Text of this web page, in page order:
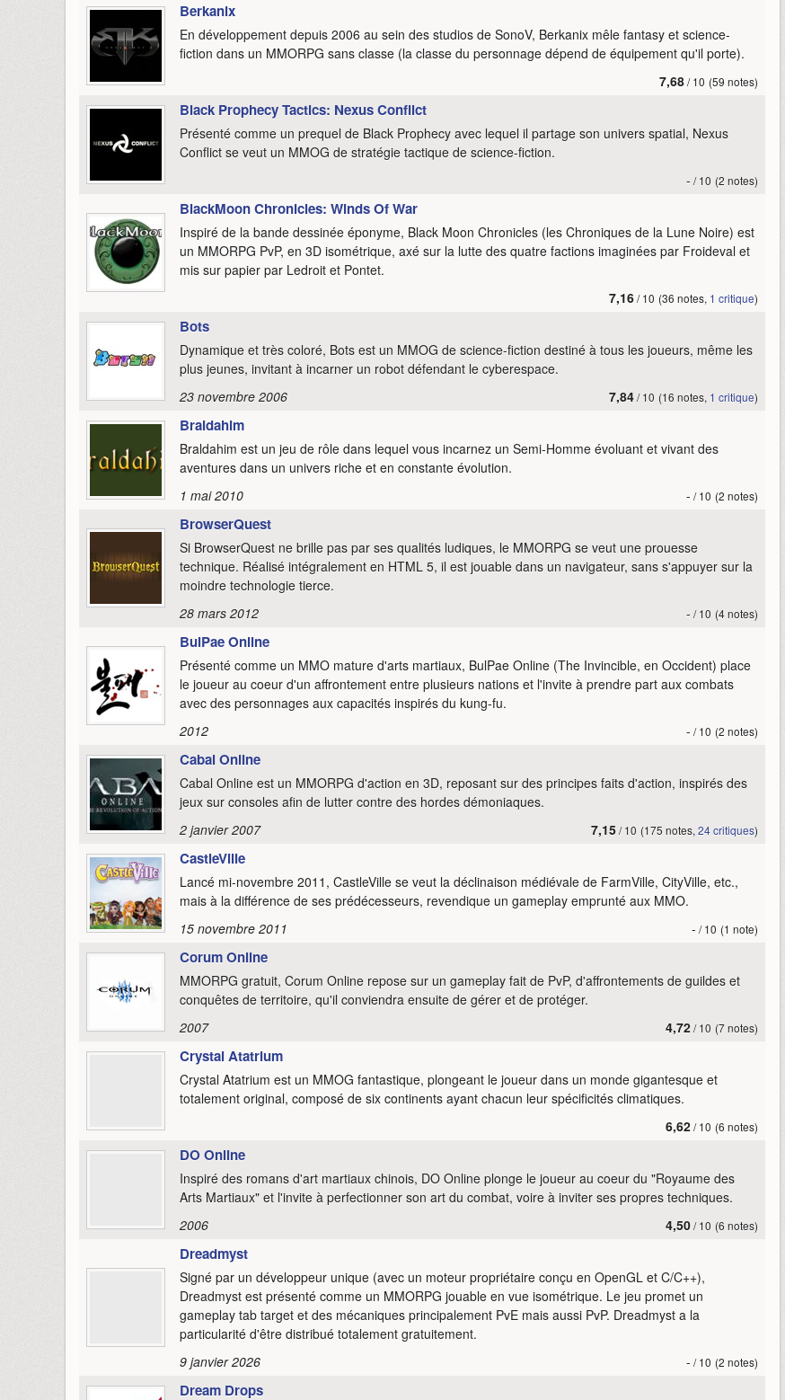
Berkanix
En développement depuis 2006 au sein des studios de SonoV, Berkanix mêle fantasy et science-
fiction dans un MMORPG sans classe (la classe du personnage dépend de équipement qu'il porte).
7,68/ 10 (59 notes)
Black Prophecy Tactics: Nexus Conflict
Présenté comme un prequel de Black Prophecy avec lequel il partage son univers spatial, Nexus
Conflict se veut un MMOG de stratégie tactique de science-fiction.
- / 10 (2 notes)
BlackMoon Chronicles: Winds Of War
Inspiré de la bande dessinée éponyme, Black Moon Chronicles (les Chroniques de la Lune Noire) est
un MMORPG PvP, en 3D isométrique, axé sur la lutte des quatre factions imaginées par Froideval et
mis sur papier par Ledroit et Pontet.
7,16/ 10 (36 notes, 1 critique)
Bots
Dynamique et très coloré, Bots est un MMOG de science-fiction destiné à tous les joueurs, même les
plus jeunes, invitant à incarner un robot défendant le cyberespace.
23 novembre 2006
7,84/ 10 (16 notes, 1 critique)
Braldahim
Braldahim est un jeu de rôle dans lequel vous incarnez un Semi-Homme évoluant et vivant des
aventures dans un univers riche et en constante évolution.
1 mai 2010
- / 10 (2 notes)
BrowserQuest
Si BrowserQuest ne brille pas par ses qualités ludiques, le MMORPG se veut une prouesse
technique. Réalisé intégralement en HTML 5, il est jouable dans un navigateur, sans s'appuyer sur la
moindre technologie tierce.
28 mars 2012
- / 10 (4 notes)
BulPae Online
Présenté comme un MMO mature d'arts martiaux, BulPae Online (The Invincible, en Occident) place
le joueur au coeur d'un affrontement entre plusieurs nations et l'invite à prendre part aux combats
avec des personnages aux capacités inspirés du kung-fu.
2012
- / 10 (2 notes)
Cabal Online
Cabal Online est un MMORPG d'action en 3D, reposant sur des principes faits d'action, inspirés des
jeux sur consoles afin de lutter contre des hordes démoniaques.
2 janvier 2007
7,15/ 10 (175 notes, 24 critiques)
CastleVille
Lancé mi-novembre 2011, CastleVille se veut la déclinaison médiévale de FarmVille, CityVille, etc.,
mais à la différence de ses prédécesseurs, revendique un gameplay emprunté aux MMO.
15 novembre 2011
- / 10 (1 note)
Corum Online
MMORPG gratuit, Corum Online repose sur un gameplay fait de PvP, d'affrontements de guildes et
conquêtes de territoire, qu'il conviendra ensuite de gérer et de protéger.
2007
4,72/ 10 (7 notes)
Crystal Atatrium
Crystal Atatrium est un MMOG fantastique, plongeant le joueur dans un monde gigantesque et
totalement original, composé de six continents ayant chacun leur spécificités climatiques.
6,62/ 10 (6 notes)
DO Online
Inspiré des romans d'art martiaux chinois, DO Online plonge le joueur au coeur du "Royaume des
Arts Martiaux" et l'invite à perfectionner son art du combat, voire à inviter ses propres techniques.
2006
4,50/ 10 (6 notes)
Dreadmyst
Signé par un développeur unique (avec un moteur propriétaire conçu en OpenGL et C/C++),
Dreadmyst est présenté comme un MMORPG jouable en vue isométrique. Le jeu promet un
gameplay tab target et des mécaniques principalement PvE mais aussi PvP. Dreadmyst a la
particularité d'être distribué totalement gratuitement.
9 janvier 2026
- / 10 (2 notes)
Dream Drops